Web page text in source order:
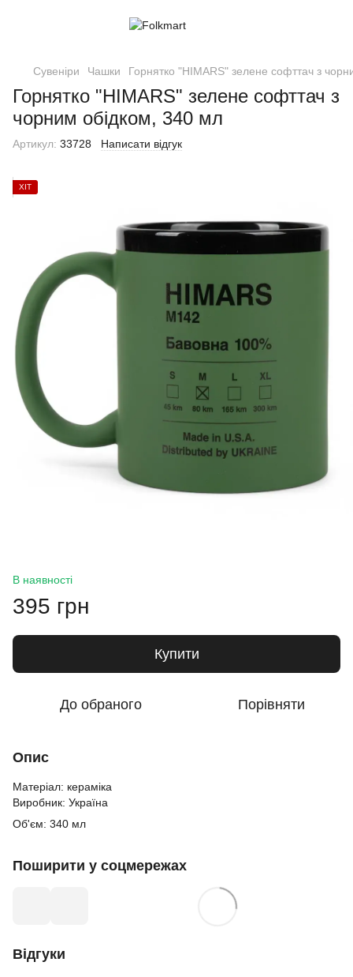
Сувеніри Чашки Горнятко "HIMARS" зелене софттач з
Горнятко "HIMARS" зелене софттач з
чорним обідком, 340 мл
Артикул: 33728 Написати відгук
ХІТ
В наявності
395 грн
Купити
До обраного Порівняти
Опис
Матеріал: кераміка
Виробник: Україна
Об'єм: 340 мл
Поширити у соцмережах
Відгуки